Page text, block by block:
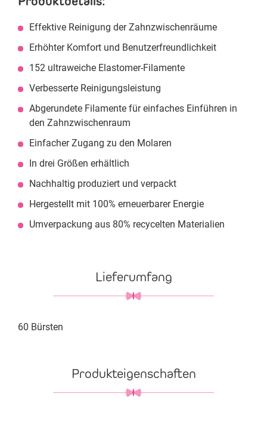
Effektive Reinigung der Zahnzwischenräume
Erhöhter Komfort und Benutzerfreundlichkeit
152 ultraweiche Elastomer-Filamente
Verbesserte Reinigungsleistung
Abgerundete Filamente für einfaches Einführen in
den Zahnzwischenraum
Einfacher Zugang zu den Molaren
In drei Größen erhältlich
Nachhaltig produziert und verpackt
Hergestellt mit 100% erneuerbarer Energie
Umverpackung aus 80% recycelten Materialien
Lieferumfang
60 Bürsten
Produkteigenschaften